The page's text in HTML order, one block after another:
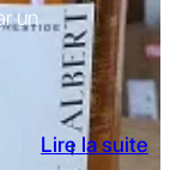
un
Lire la suite